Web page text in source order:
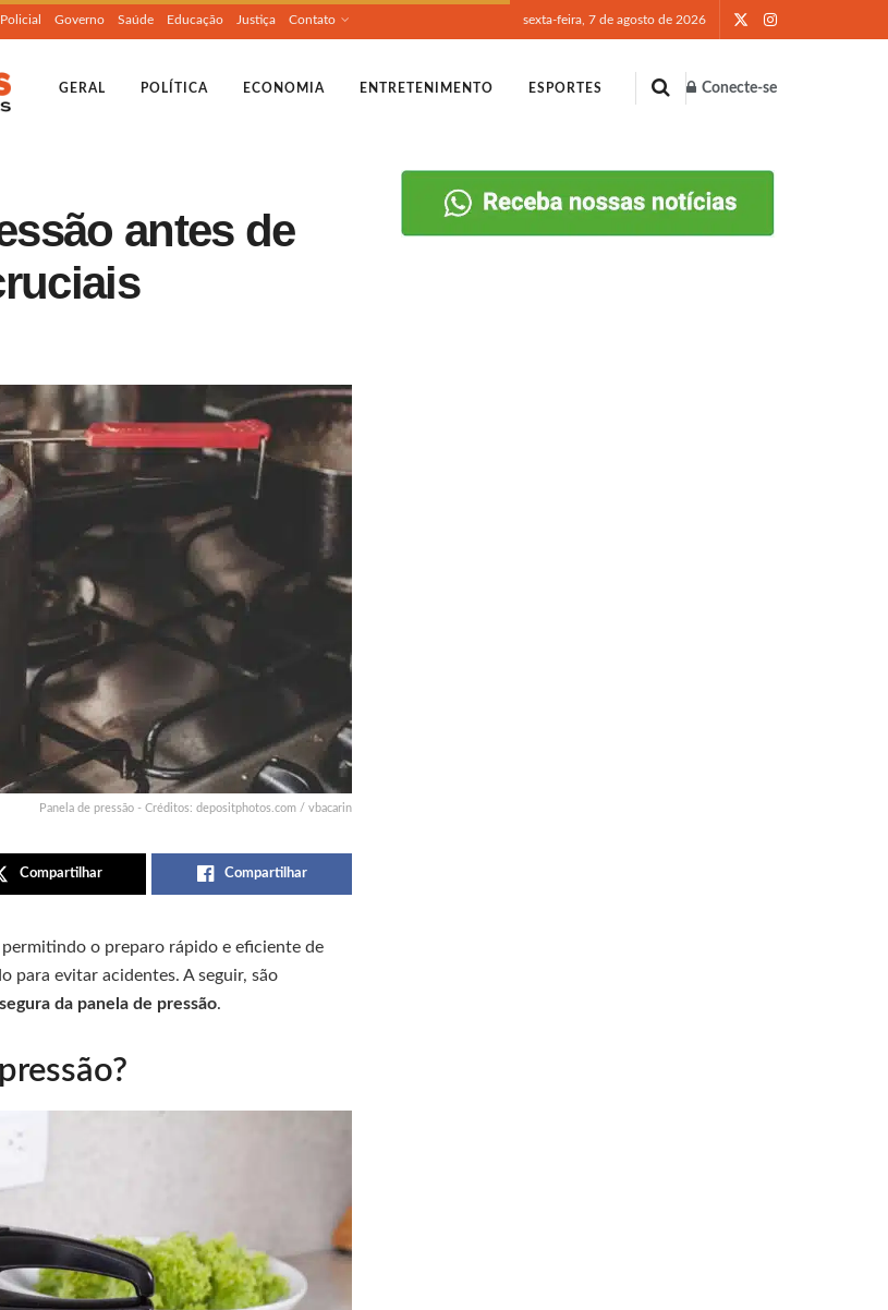
Policial Governo Saúde Educação Justiça Contato sexta-feira, 7 de agosto de 2026
GERAL POLÍTICA ECONOMIA ENTRETENIMENTO ESPORTES Conecte-se
antes de
Panela de pressão - Créditos: depositphotos.com / vbacarin
Compartilhar Compartilhar
o preparo rápido e eficiente de
para evitar acidentes. A seguir, são
da panela de pressão.